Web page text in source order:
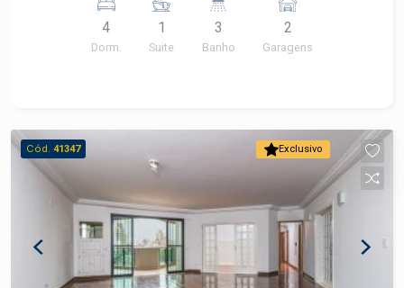
Independência, é vizinho de inúmeros comércios
e serviços. - 183,12m² de área útil; - 4
dormitórios, sendo 1 suíte com closet e todos
serviço com armários e banheiro; - Hall de
distribuição com armário embutido; - 2 vagas de
garagem. O edifício conta com lazer e segurança:
playground, mini quadra, quiosque com
churrasqueira, piscina aquecida e salão de
festas. Agende sua visita!
4
Dorm.
1
Suite
3
Banho
2
Garagens
Exclusivo
Cód. 41347